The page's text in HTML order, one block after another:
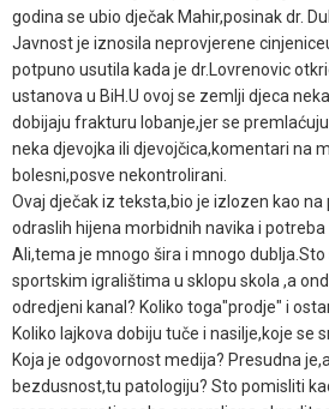
godina se ubio dječak Mahir,posinak dr.
Javnost je iznosila neprovjerene
potpuno usutila kada je dr.Lovrenovic
ustanova u BiH.U ovoj se zemlji djeca
dobijaju frakturu lobanje,jer se
neka djevojka ili djevojčica,komentari na
bolesni,posve nekontrolirani.
Ovaj dječak iz teksta,bio je izlozen kao
odraslih hijena morbidnih navika i potreba .
Ali,tema je mnogo šira i mnogo
sportskim igralištima u sklopu skola ,a
odredjeni kanal? Koliko toga"prodje" i
Koliko lajkova dobiju tuče i nasilje,koje se
Koja je odgovornost medija? Presudna
bezdusnost,tu patologiju? Sto pomisliti